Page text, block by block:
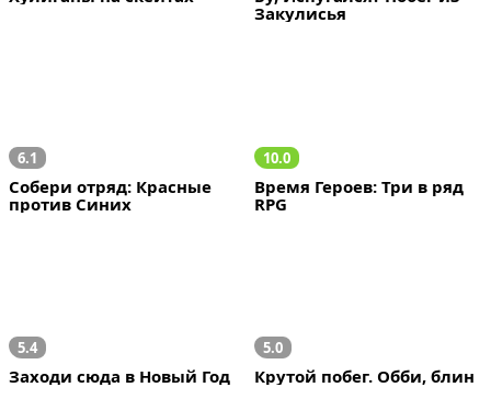
Закулисья
6.1
Собери отряд: Красные
против Синих
10.0
Время Героев: Три в ряд
RPG
5.4
Заходи сюда в Новый Год
5.0
Крутой побег. Обби, блин